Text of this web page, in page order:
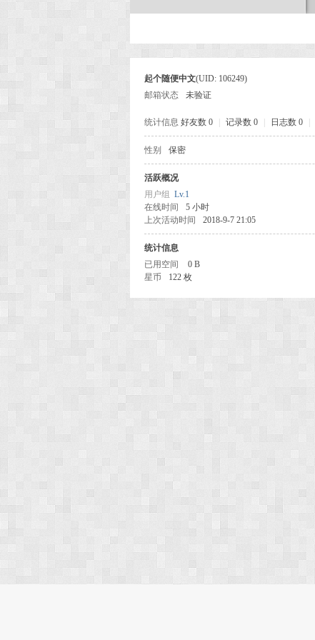
起个随便中文(UID: 106249)
邮箱状态
未验证
统计信息 好友数 0 记录数 0 日志数 0
性别 保密
活跃概况
用户组 Lv.1
在线时间
5 小时
上次活动时间
2018-9-7 21:05
统计信息
已用空间
0 B
星币
122 枚